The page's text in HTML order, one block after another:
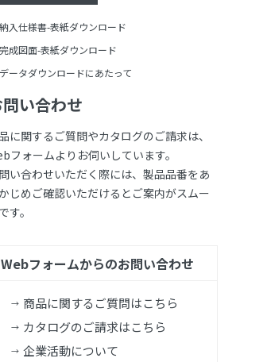
納入仕様書-表紙ダウンロード
完成図面-表紙ダウンロード
データダウンロードにあたって
い合わせ
に関するご質問やカタログのご請求は、
フォームよりお伺いしています。
い合わせいただく際には、製品品番をあ
じめご確認いただけるとご案内がスムー
す。
Webフォームからのお問い合わせ
商品に関するご質問はこちら
カタログのご請求はこちら
企業活動について